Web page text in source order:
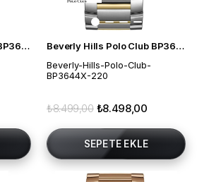
Beverly Hills Polo Club BP3687X.392 Erkek Kol Saati Beverly Hills Polo Club BP3644X.220 Kadın Kol Saati
Beverly-Hills-Polo-Club-
BP3644X-220
₺8.498,00
₺8.499,00
SEPETE EKLE